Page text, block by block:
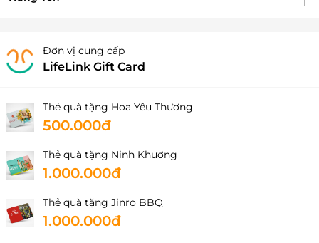
Đơn vị cung cấp
LifeLink Gift Card
Thẻ quà tặng Hoa Yêu Thương
500.000đ
Thẻ quà tặng Ninh Khương
1.000.000đ
Thẻ quà tặng Jinro BBQ
1.000.000đ